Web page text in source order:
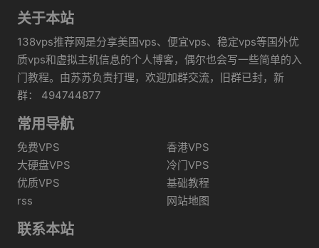
关于本站
138vps推荐网是分享美国vps、便宜vps、稳定vps等国外优
质vps和虚拟主机信息的个人博客，偶尔也会写一些简单的入
门教程。由苏苏负责打理，欢迎加群交流，旧群已封，新
群： 494744877
常用导航
免费VPS
香港VPS
大硬盘VPS
冷门VPS
优质VPS
基础教程
rss
网站地图
联系本站